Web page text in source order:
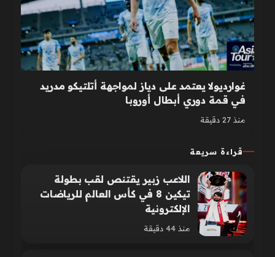
غوارديولا يعتمد على دياز لمواجهة أتلتيكو مدريد
في قمة دوري أبطال أوروبا
منذ 27 دقيقة
قراءة سريعة
اللاعب زبير يقتنص لقب بطولة
تيكين 8 في كأس العالم للرياضات
الإلكترونية
منذ 44 دقيقة